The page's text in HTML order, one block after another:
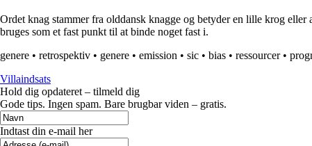
Ordet knag stammer fra olddansk knagge og betyder en lille krog
bruges som et fast punkt til at binde noget fast i.
genere • retrospektiv • genere • emission • sic • bias • ressourcer•
Villaindsats
Hold dig opdateret – tilmeld dig
Gode tips. Ingen spam. Bare brugbar viden – gratis.
Indtast din e-mail her